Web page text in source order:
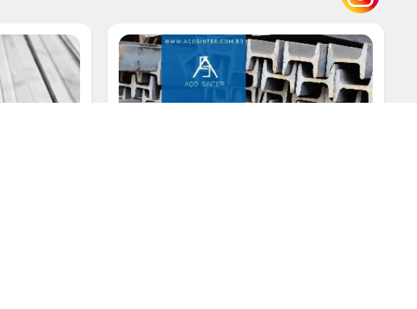
Viga I 150mm
Viga I 200
Viga I 250
Viga I 30 cm
Viga I 8 Polegadas Preço